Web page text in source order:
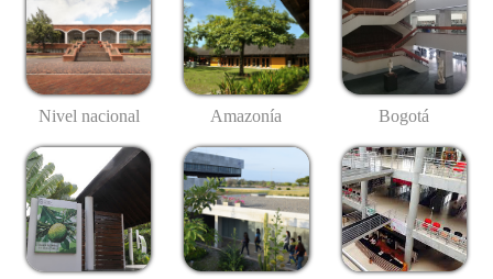
Nivel nacional Amazonía Bogotá